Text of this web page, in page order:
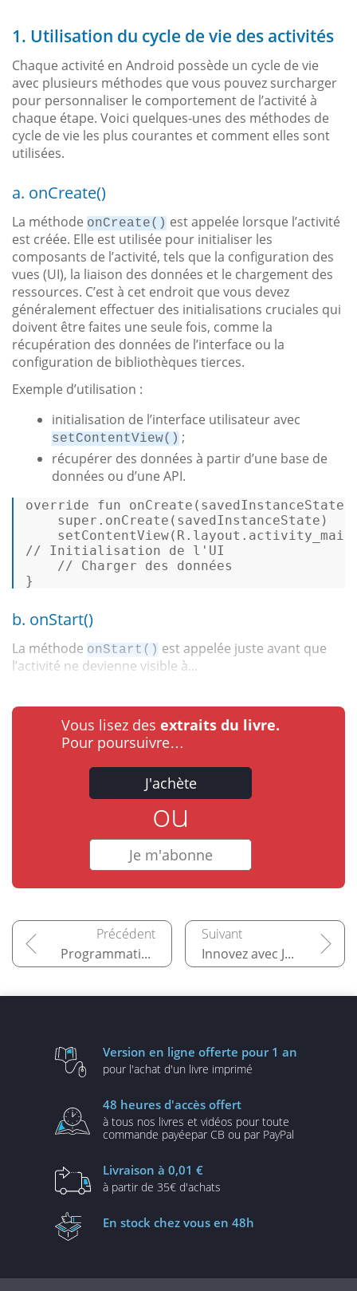
1. Utilisation du cycle de vie des activités
Chaque activité en Android possède un cycle de vie
avec plusieurs méthodes que vous pouvez surcharger
pour personnaliser le comportement de l’activité à
chaque étape. Voici quelques-unes des méthodes de
cycle de vie les plus courantes et comment elles sont
utilisées.
a. onCreate()
La méthode onCreate() est appelée lorsque l’activité
est créée. Elle est utilisée pour initialiser les
composants de l’activité, tels que la configuration des
vues (UI), la liaison des données et le chargement des
ressources. C’est à cet endroit que vous devez
généralement effectuer des initialisations cruciales qui
doivent être faites une seule fois, comme la
récupération des données de l’interface ou la
configuration de bibliothèques tierces.
Exemple d’utilisation :
initialisation de l’interface utilisateur avec
setContentView() ;
récupérer des données à partir d’une base de
données ou d’une API.
override fun onCreate
super .onCreate(savedInstanceState)
// Initialisation de l'UI
// Charger des données
}
b. onStart()
La méthode onStart() est appelée juste avant que
l’activité ne devienne visible à...
Vous lisez des extraits du livre.
Pour poursuivre…
J'achète
ou
Je m'abonne
Programmation orientée objet et fonctionnelle Innovez avec Jetpack Compose
Version en ligne offerte pour 1 an
pour l'achat d'un livre imprimé
48 heures d'accès offert
à tous nos livres et vidéos pour toute
commande payéepar CB ou par PayPal
Livraison à 0,01 €
à partir de 35€ d'achats
En stock chez vous en 48h